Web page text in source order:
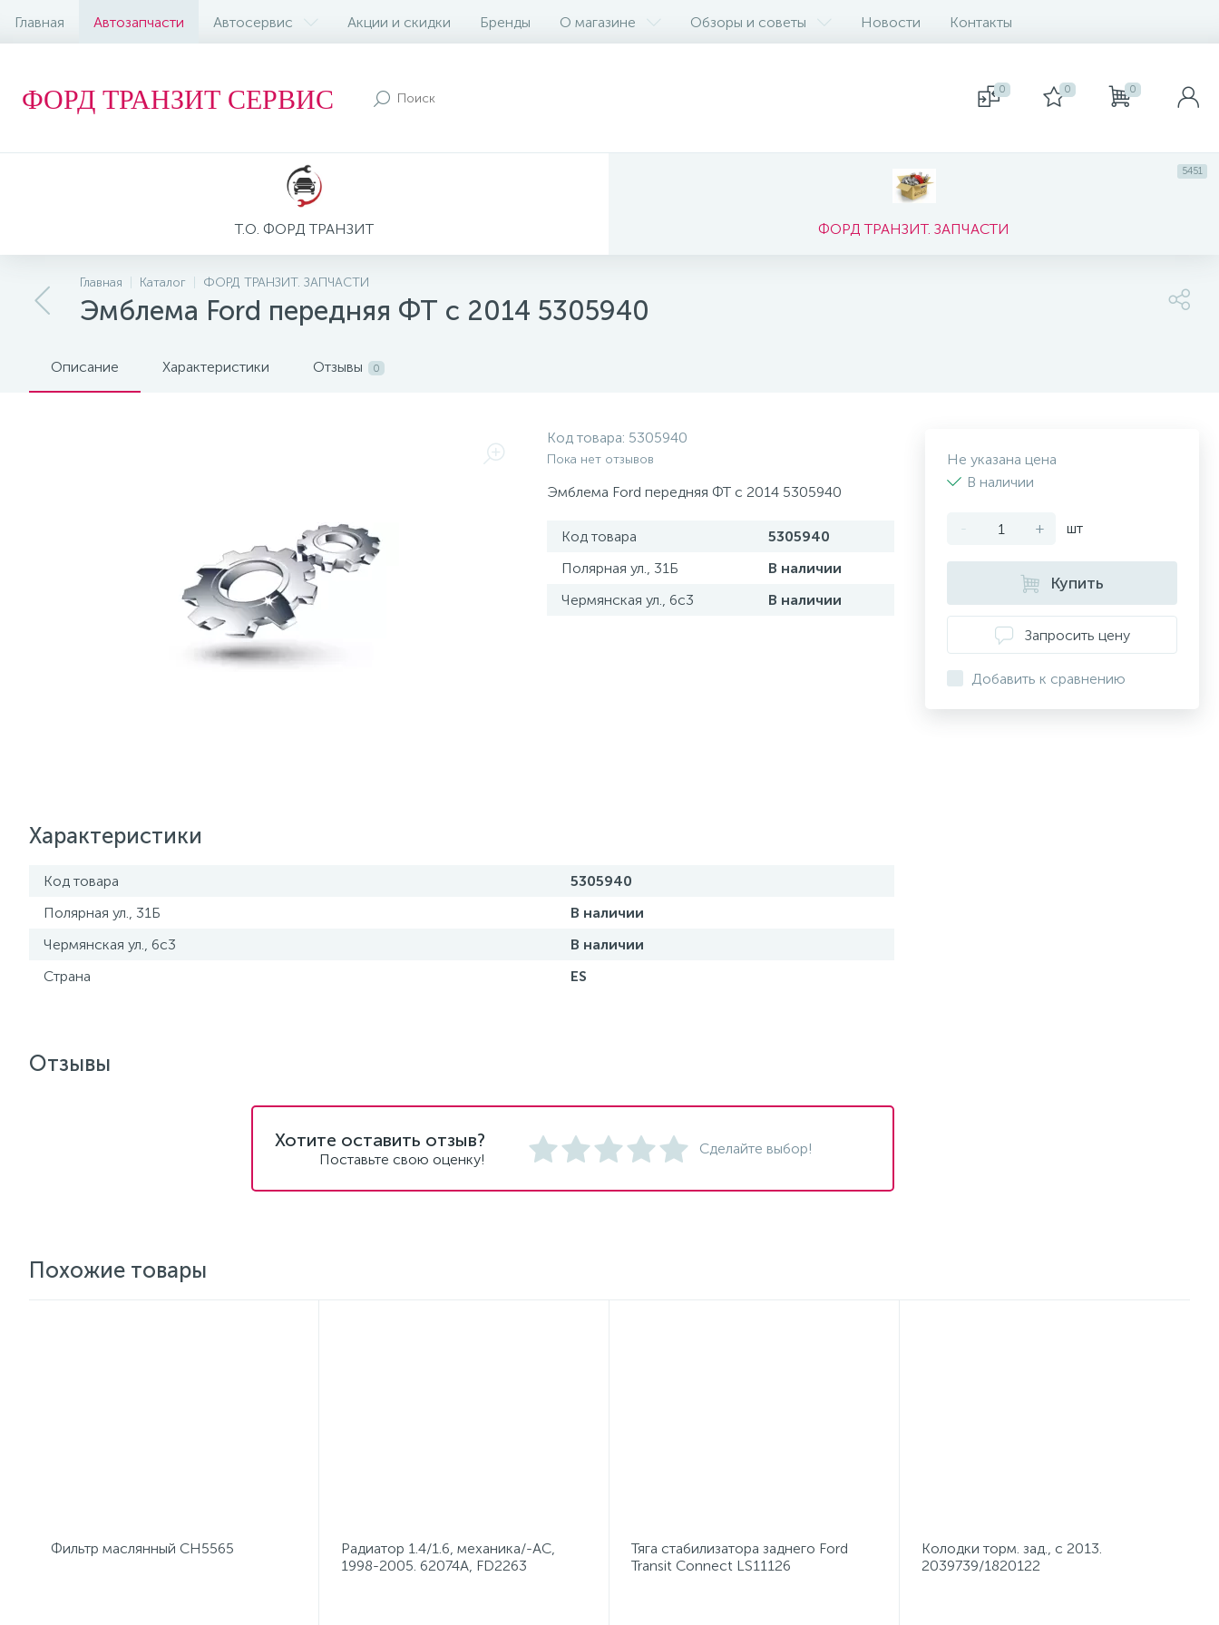
Главная Автозапчасти Автосервис Акции и скидки Бренды О магазине Обзоры и советы Новости Контакты
ФОРД ТРАНЗИТ СЕРВИС 0 0 0
Т.О. ФОРД ТРАНЗИТ ФОРД ТРАНЗИТ. ЗАПЧАСТИ
5451
Главная Каталог ФОРД ТРАНЗИТ. ЗАПЧАСТИ
Эмблема Ford передняя ФТ с 2014 5305940
Описание Характеристики Отзывы 0
Код товара: 5305940
Пока нет отзывов
Эмблема Ford передняя ФТ с 2014 5305940
Код товара
5305940
Полярная ул., 31Б
В наличии
Чермянская ул., 6с3
В наличии
Характеристики
Код товара
5305940
Полярная ул., 31Б
В наличии
Чермянская ул., 6с3
В наличии
Страна
ES
Не указана цена
В наличии
- + шт
Купить
Запросить цену
Добавить к сравнению
Отзывы
Хотите оставить отзыв?
Поставьте свою оценку!
Сделайте выбор!
Похожие товары
Фильтр маслянный CH5565
Радиатор 1.4/1.6, механика/-AC,
1998-2005. 62074A, FD2263
Тяга стабилизатора заднего Ford
Transit Connect LS11126
Колодки торм. зад., с 2013.
2039739/1820122